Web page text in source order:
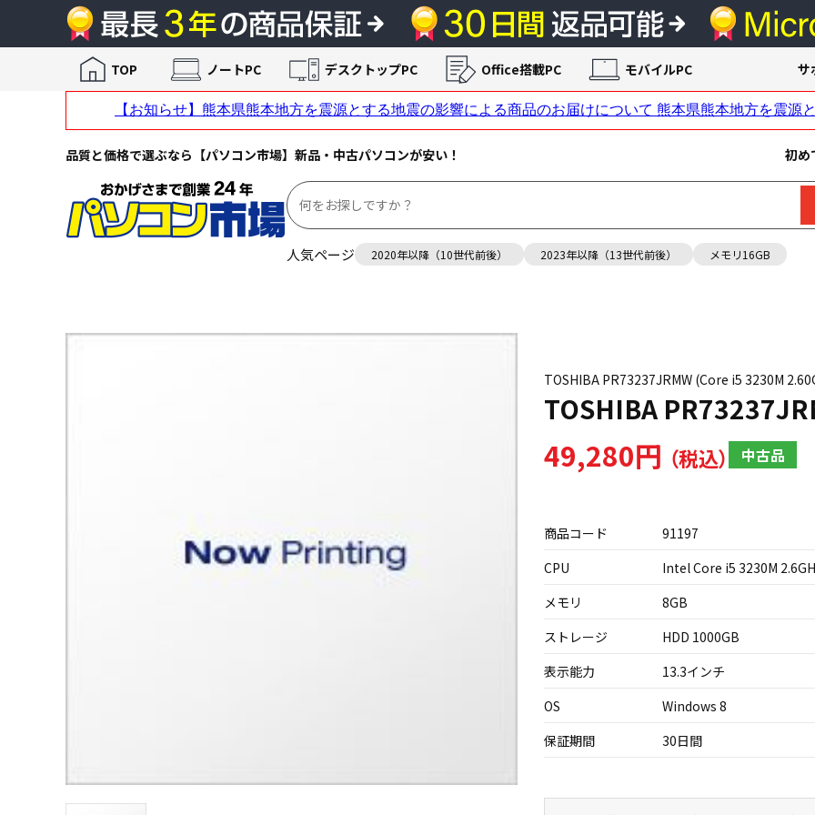
品質と価格で選ぶなら【パソコン市場】新品・中古パソコンが安い！ 初め
人気ページ 2020年以降（10世代前後） 2023年以降（13世代前後） メモリ16GB
TOP ノートPC デスクトップPC Office搭載PC モバイルPC サ
TOSHIBA PR73237JRMW (Core i5 3230M
TOSHIBA
49,280円 中古品
商品コード
91197
CPU
Intel Core i5 3230M
メモリ
8GB
ストレージ
HDD 1000GB
表示能力
13.3インチ
OS
Windows 8
保証期間
30日間